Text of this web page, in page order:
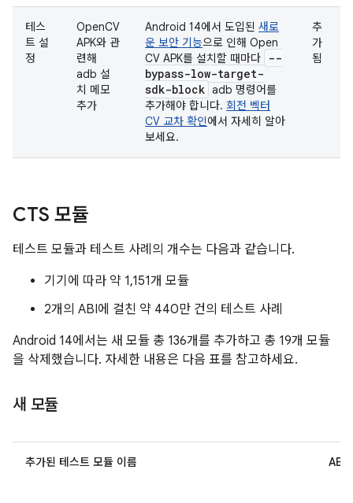
테스
트 설
정
OpenCV
APK와 관
련해
adb 설
치 메모
추가
Android 14에서 도입된 새로
운 보안 기능으로 인해 Open
CV APK를 설치할 때마다
--
bypass-low-target-
sdk-block adb 명령어를
추가해야 합니다. 회전 벡터
CV 교차 확인에서 자세히 알아
보세요.
추
가
됨
CTS 모듈
테스트 모듈과 테스트 사례의 개수는 다음과 같습니다.
기기에 따라 약 1,151개 모듈
2개의 ABI에 걸친 약 440만 건의 테스트 사례
Android 14에서는 새 모듈 총 136개를 추가하고 총 19개 모듈
을 삭제했습니다. 자세한 내용은 다음 표를 참고하세요.
새 모듈
추가된 테스트 모듈 이름 ABI